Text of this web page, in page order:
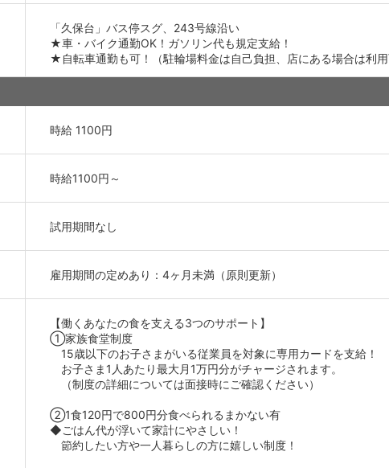
「久保台」バス停スグ、243号線沿い
★車・バイク通勤OK！ガソリン代も規定支給！
★自転車通勤も可！（駐輪場料金は自己負担、店にある場合は利
時給 1100円
時給1100円～
試用期間なし
雇用期間の定めあり：4ヶ月未満（原則更新）
【働くあなたの食を支える3つのサポート】
①家族食堂制度
15歳以下のお子さまがいる従業員を対象に専用カードを支給！
お子さま1人あたり最大月1万円分がチャージされます。
（制度の詳細については面接時にご確認ください）
②1食120円で800円分食べられるまかない有
◆ごはん代が浮いて家計にやさしい！
節約したい方や一人暮らしの方に嬉しい制度！